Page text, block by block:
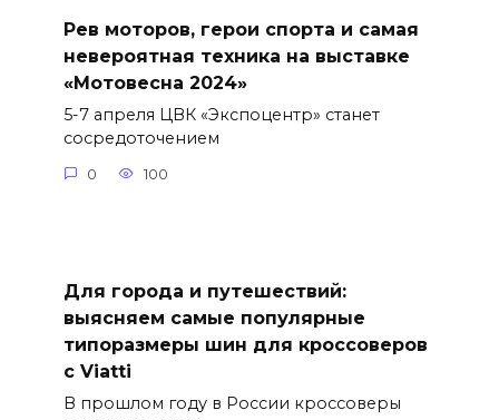
Рев моторов, герои спорта и самая
невероятная техника на выставке
«Мотовесна 2024»
5-7 апреля ЦВК «Экспоцентр» станет
сосредоточением
0 100
Для города и путешествий:
выясняем самые популярные
типоразмеры шин для кроссоверов
с Viatti
В прошлом году в России кроссоверы